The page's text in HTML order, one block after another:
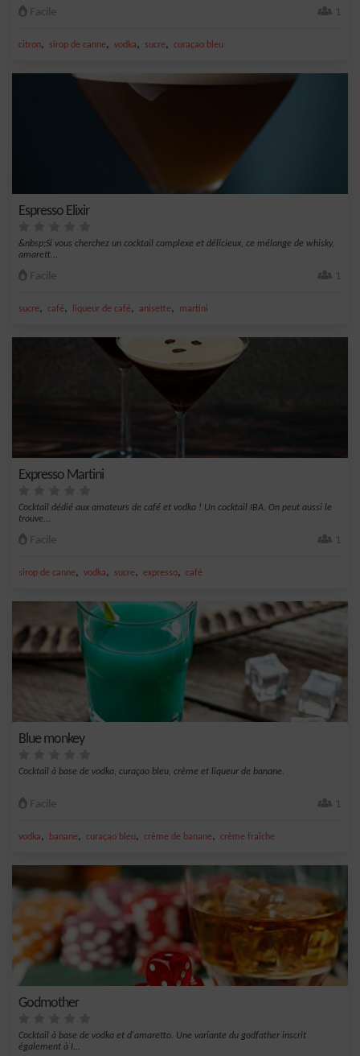
Facile 1
citron, sirop de canne, vodka, sucre, curaçao bleu
Espresso Elixir
&nbsp;Si vous cherchez un cocktail complexe et délicieux, ce mélange de whisky,
amarett...
Facile 1
sucre, café, liqueur de café, anisette, martini
Expresso Martini
Cocktail dédié aux amateurs de café et vodka ! Un cocktail IBA. On peut aussi le
trouve...
Facile 1
sirop de canne, vodka, sucre, expresso, café
Blue monkey
Cocktail à base de vodka, curaçao bleu, crème et liqueur de banane.
Facile 1
vodka, banane, curaçao bleu, crème de banane, crème fraîche
Godmother
Cocktail à base de vodka et d'amaretto. Une variante du godfather inscrit
également à I...